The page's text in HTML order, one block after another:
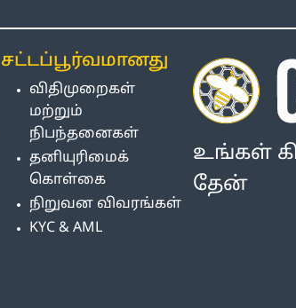
சட்டப்பூர்வமானது
விதிமுறைகள்
மற்றும்
நிபந்தனைகள்
தனியுரிமைக்
கொள்கை
நிறுவன விவரங்கள்
KYC & AML
உங்கள்
தேன்